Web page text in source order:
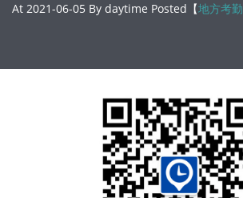
At 2021-06-05 By daytime Posted【地方考勤